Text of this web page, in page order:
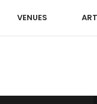
VENUES